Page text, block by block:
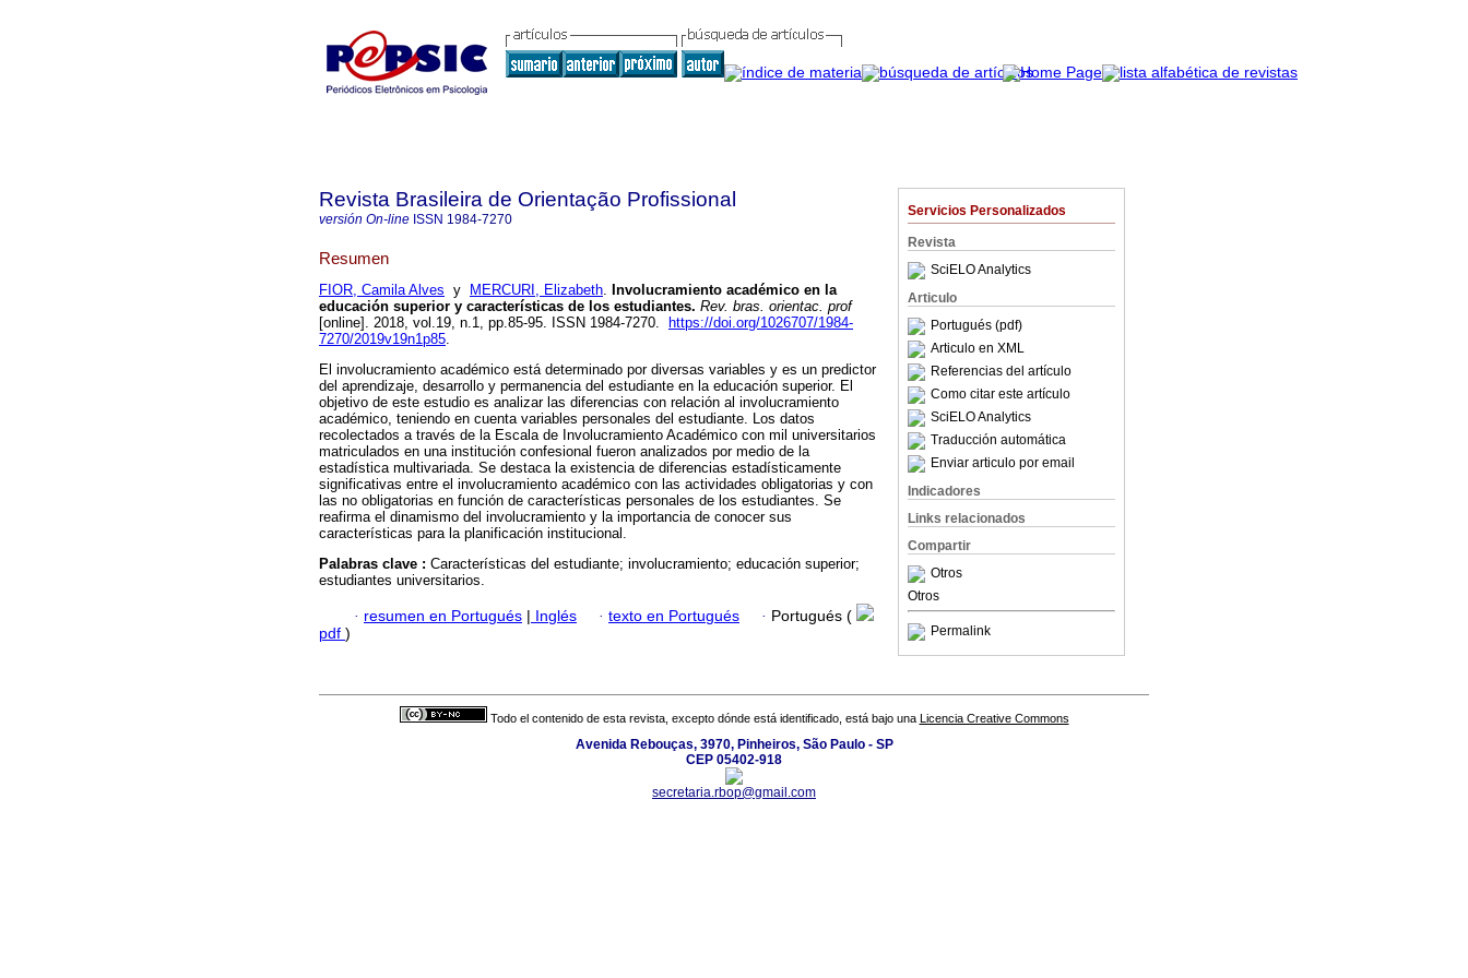
Servicios Personalizados
Revista
SciELO Analytics
Articulo
Portugués (pdf)
Articulo en XML
Referencias del artículo
Como citar este artículo
SciELO Analytics
Traducción automática
Enviar articulo por email
Indicadores
Links relacionados
Compartir
Otros
Otros
Permalink
Revista Brasileira de Orientação Profissional
versión On-line ISSN 1984-7270
Resumen
FIOR, Camila Alves y MERCURI, Elizabeth. Involucramiento académico en la
educación superior y características de los estudiantes. Rev. bras. orientac. prof
[online]. 2018, vol.19, n.1, pp.85-95. ISSN 1984-7270.
https://doi.org/1026707/1984-
7270/2019v19n1p85.
El involucramiento académico está determinado por diversas variables y es un predictor
del aprendizaje, desarrollo y permanencia del estudiante en la educación superior. El
objetivo de este estudio es analizar las diferencias con relación al involucramiento
académico, teniendo en cuenta variables personales del estudiante. Los datos
recolectados a través de la Escala de Involucramiento Académico con mil universitarios
matriculados en una institución confesional fueron analizados por medio de la
estadística multivariada. Se destaca la existencia de diferencias estadísticamente
significativas entre el involucramiento académico con las actividades obligatorias y con
las no obligatorias en función de características personales de los estudiantes. Se
reafirma el dinamismo del involucramiento y la importancia de conocer sus
características para la planificación institucional.
Palabras clave : Características del estudiante; involucramiento; educación superior;
estudiantes universitarios.
· resumen en Portugués | Inglés · texto en Portugués · Portugués (
pdf )
Todo el contenido de esta revista, excepto dónde está identificado, está bajo una Licencia Creative Commons
Avenida Rebouças, 3970, Pinheiros, São Paulo - SP
CEP 05402-918
secretaria.rbop@gmail.com